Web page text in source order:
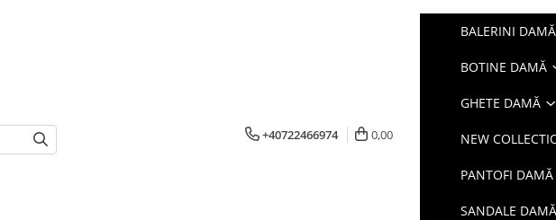
+40722466974 0,00
BALERINI DAMĂ
BOTINE DAMĂ
GHETE DAMĂ
NEW
PANTOFI DAMĂ
SANDALE DAMĂ